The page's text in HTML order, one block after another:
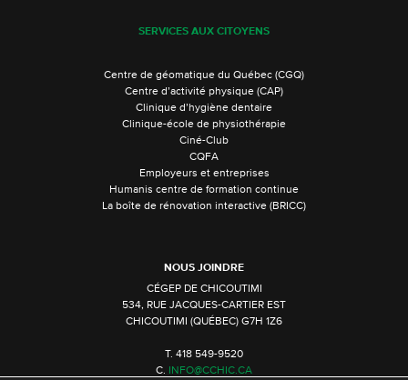
SERVICES AUX CITOYENS
Centre de géomatique du Québec (CGQ)
Centre d’activité physique (CAP)
Clinique d’hygiène dentaire
Clinique-école de physiothérapie
Ciné-Club
CQFA
Employeurs et entreprises
Humanis centre de formation continue
La boîte de rénovation interactive (BRICC)
NOUS JOINDRE
CÉGEP DE CHICOUTIMI
534, RUE JACQUES-CARTIER EST
CHICOUTIMI (QUÉBEC) G7H 1Z6
T. 418 549-9520
C.
INFO@CCHIC.CA